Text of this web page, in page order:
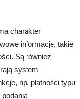
charakter
informacje, takie
Są również
system
np. płatności typu
podania